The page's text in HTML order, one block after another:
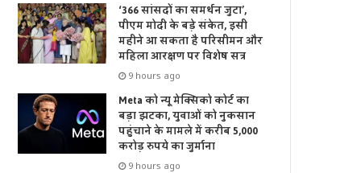
‘366 सांसदों का समर्थन जुटा’,
पीएम मोदी के बड़े संकेत, इसी
महीने आ सकता है परिसीमन और
महिला आरक्षण पर विशेष सत्र
9 hours ago
Meta को न्यू मेक्सिको कोर्ट का
बड़ा झटका, युवाओं को नुकसान
पहुंचाने के मामले में करीब 5,000
करोड़ रुपये का जुर्माना
9 hours ago